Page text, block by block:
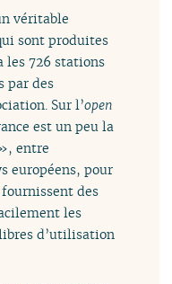
véritable
sont produites
les 726 stations
par des
Sur l’open
est un peu la
entre
européens, pour
des
les
d’utilisation